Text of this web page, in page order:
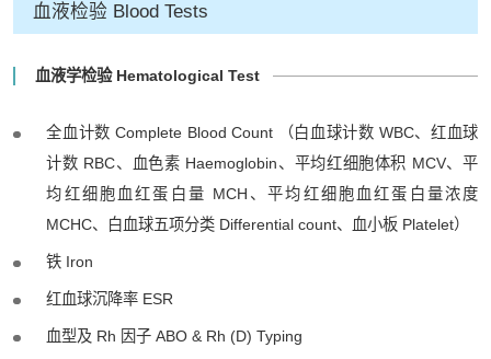
血液检验 Blood Tests
血液学检验 Hematological Test
全血计数 Complete Blood Count （白血球计数 WBC、红血球
计数 RBC、血色素 Haemoglobin、平均红细胞体积 MCV、平
均红细胞血红蛋白量 MCH、平均红细胞血红蛋白量浓度
MCHC、白血球五项分类 Differential count、血小板 Platelet）
铁 Iron
红血球沉降率 ESR
血型及 Rh 因子 ABO & Rh (D) Typing